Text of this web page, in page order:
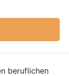
beruflichen